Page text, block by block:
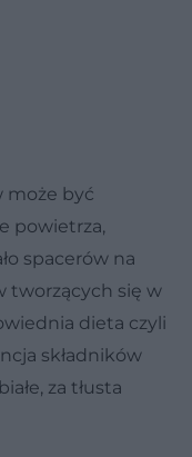
może być
powietrza,
spacerów na
tworzących się w
dieta czyli
składników
za tłusta